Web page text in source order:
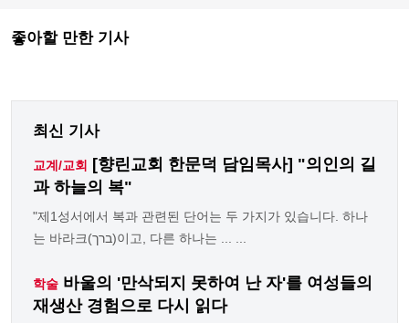
좋아할 만한 기사
최신 기사
교계/교회 [향린교회 한문덕 담임목사] "의인의 길
과 하늘의 복"
"제1성서에서 복과 관련된 단어는 두 가지가 있습니다. 하나
는 바라크(ברך)이고, 다른 하나는 ... ...
학술 바울의 '만삭되지 못하여 난 자'를 여성들의
재생산 경험으로 다시 읽다